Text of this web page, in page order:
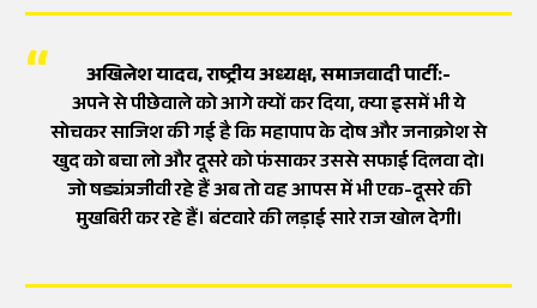
अखिलेश यादव, राष्ट्रीय अध्यक्ष, समाजवादी पार्टी:-
अपने से पीछेवाले को आगे क्यों कर दिया, क्या इसमें भी ये
सोचकर साजिश की गई है कि महापाप के दोष और जनाक्रोश से
खुद को बचा लो और दूसरे को फंसाकर उससे सफाई दिलवा दो।
जो षड्यंत्रजीवी रहे हैं अब तो वह आपस में भी एक-दूसरे की
मुखबिरी कर रहे हैं। बंटवारे की लड़ाई सारे राज खोल देगी।